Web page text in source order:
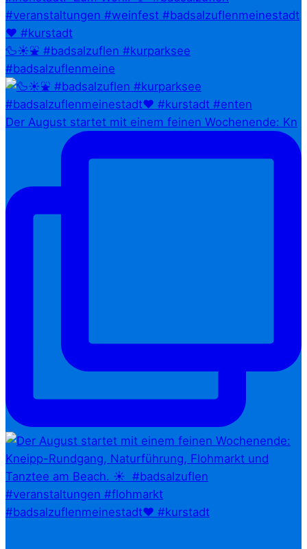
🦆☀️⛲ #badsalzuflen #kurparksee
#badsalzuflenmeine
Der August startet mit einem feinen Wochenende: Kn